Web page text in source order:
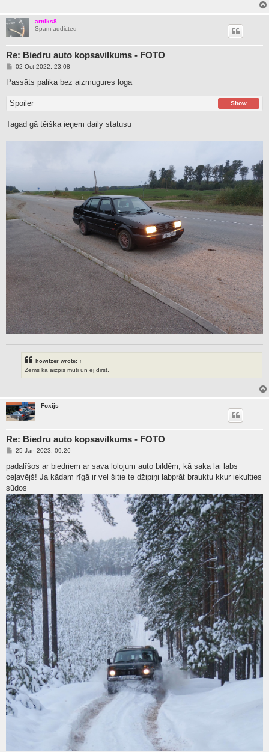
arniks8
Spam addicted
Re: Biedru auto kopsavilkums - FOTO
P
s
02 Oct 2022, 23:08
Passāts palika bez aizmugures loga
Spoiler Show
Tagad gā tēiška ieņem daily statusu
howitzer wrote: ↑
Zems kā aizpis muti un ej dirst.
Foxijs
Re: Biedru auto kopsavilkums - FOTO
P
s
25 Jan 2023, 09:26
padalīšos ar biedriem ar sava lolojum auto bildēm, kā saka lai labs
ceļavējš! Ja kādam rīgā ir vel šitie te džipiņi labprāt brauktu kkur iekulties
sūdos